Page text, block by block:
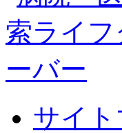
サイ